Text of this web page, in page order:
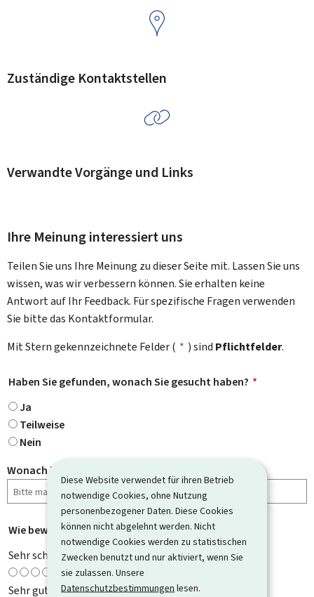
Diese Website verwendet für ihren Betrieb
notwendige Cookies, ohne Nutzung
personenbezogener Daten. Diese Cookies
können nicht abgelehnt werden. Nicht
notwendige Cookies werden zu statistischen
Zwecken benutzt und nur aktiviert, wenn Sie
sie zulassen. Unsere
Datenschutzbestimmungen lesen.
Zuständige Kontaktstellen
Verwandte Vorgänge und Links
Ihre Meinung interessiert uns
Teilen Sie uns Ihre Meinung zu dieser Seite mit. Lassen Sie uns
wissen, was wir verbessern können. Sie erhalten keine
Antwort auf Ihr Feedback. Für spezifische Fragen verwenden
Sie bitte das Kontaktformular.
Mit Stern gekennzeichnete Felder ( * ) sind Pflichtfelder.
Haben Sie gefunden, wonach Sie gesucht haben? *
Ja
Teilweise
Nein
Wonach haben Sie gesucht?
Wie bewerten Sie diese Seite? *
Sehr schlecht
Sehr gut